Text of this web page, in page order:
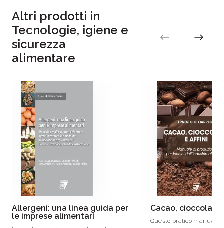
Altri prodotti in
Tecnologie, igiene e
sicurezza
alimentare
Allergeni: una linea guida per
le imprese alimentari
Cacao, cioccolato
Questo pratico